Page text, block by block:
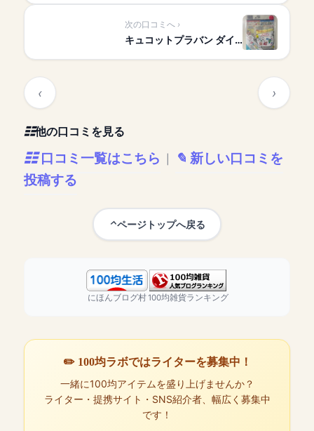
次の口コミへ
キュコットプラバン ダイ…
他の口コミを見る
口コミ一覧はこちら
新しい口コミを
投稿する
ページトップへ戻る
にほんブログ村100均雑貨ランキング
✏️ 100均ラボではライターを募集中！
一緒に100均アイテムを盛り上げませんか？
ライター・提携サイト・SNS紹介者、幅広く募集中
です！